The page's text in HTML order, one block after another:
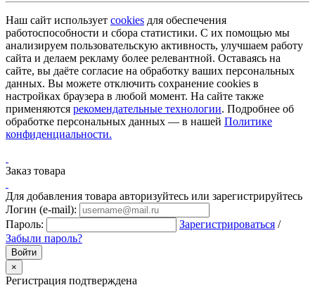
Наш сайт использует cookies для обеспечения
работоспособности и сбора статистики. С их помощью мы
анализируем пользовательскую активность, улучшаем работу
сайта и делаем рекламу более релевантной. Оставаясь на
сайте, вы даёте согласие на обработку ваших персональных
данных. Вы можете отключить сохранение cookies в
настройках браузера в любой момент. На сайте также
применяются рекомендательные технологии. Подробнее об
обработке персональных данных — в нашей Политике
конфиденциальности.
Заказ товара
Для добавления товара авторизуйтесь или зарегистрируйтесь
Логин (e-mail):
Пароль:
Зарегистрироваться /
Забыли пароль?
×
Регистрация подтверждена